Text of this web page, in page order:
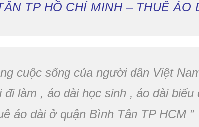
TP HỒ CHÍ MINH – THUÊ ÁO
cuộc sống của người dân Việt
làm , áo dài học sinh , áo dài
áo dài ở quận Bình Tân TP HCM